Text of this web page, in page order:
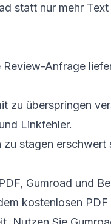
statt nur mehr Text
Review-Anfrage
zu überspringen
Linkfehler.
zu stagen erschwert
Gumroad und
kostenlosen